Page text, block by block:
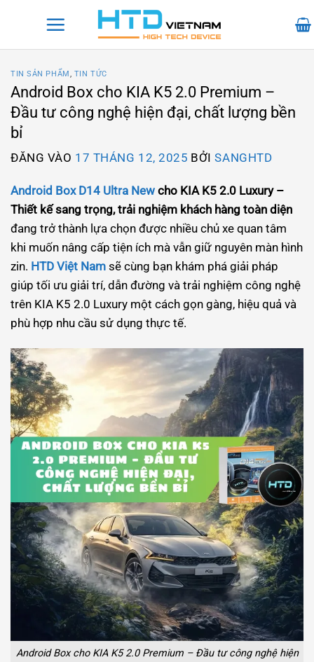
TIN SẢN PHẨM, TIN TỨC
Android Box cho KIA K5 2.0 Premium –
Đầu tư công nghệ hiện đại, chất lượng bền
bỉ
ĐĂNG VÀO 17 THÁNG 12, 2025 BỞISANGHTD
Android Box D14 Ultra New cho KIA K5 2.0 Luxury –
Thiết kế sang trọng, trải nghiệm khách hàng toàn diện
đang trở thành lựa chọn được nhiều chủ xe quan tâm
khi muốn nâng cấp tiện ích mà vẫn giữ nguyên màn hình
zin. HTD Việt Nam sẽ cùng bạn khám phá giải pháp
giúp tối ưu giải trí, dẫn đường và trải nghiệm công nghệ
trên KIA K5 2.0 Luxury một cách gọn gàng, hiệu quả và
phù hợp nhu cầu sử dụng thực tế.
Android Box cho KIA K5 2.0 Premium – Đầu tư công nghệ hiện